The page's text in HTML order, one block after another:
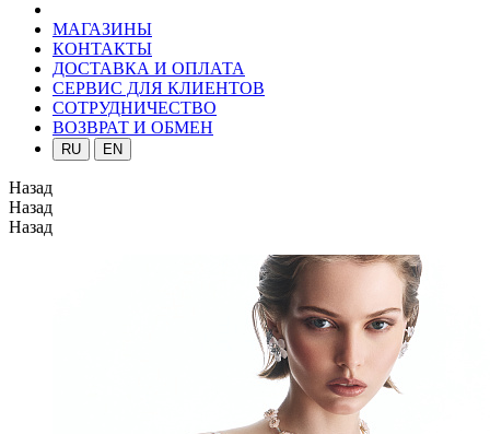
МАГАЗИНЫ
КОНТАКТЫ
ДОСТАВКА И ОПЛАТА
СЕРВИС ДЛЯ КЛИЕНТОВ
СОТРУДНИЧЕСТВО
ВОЗВРАТ И ОБМЕН
RU EN
Назад
Назад
Назад